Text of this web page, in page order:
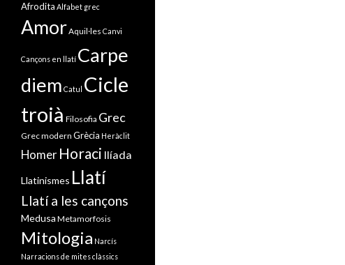
Afrodita Alfabet grec
AmorAquil·les Canvi
Cançons en llatí Carpe
diem Catul Cicle
troià Filosofia Grec
Grec modern Grècia Heràclit
HomerHoraci Ilíada
Llatinismes Llatí
Llatí a les cançons
Medusa Metamorfosis
Mitologia Narcís
Narracions de mites clàssics